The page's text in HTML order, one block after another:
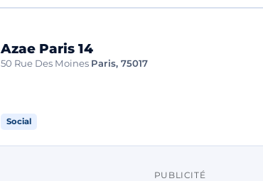
Azae Paris 14
50 Rue Des Moines Paris, 75017
Social
PUBLICITÉ